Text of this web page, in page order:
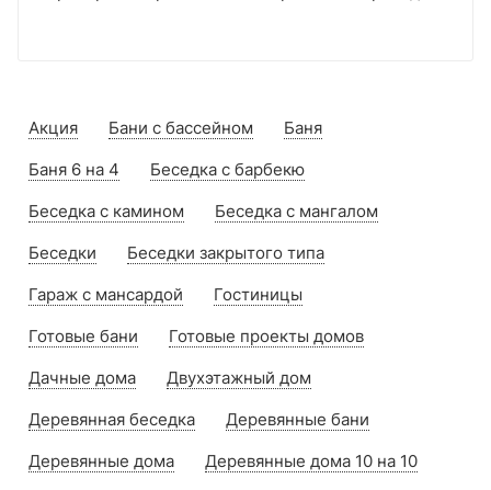
Акция Бани с бассейном
Баня
Баня 6 на 4
Беседка с барбекю
Беседка с камином
Беседка с мангалом
Беседки
Беседки закрытого типа
Гараж с мансардой
Гостиницы
Готовые бани
Готовые проекты домов
Дачные дома
Двухэтажный дом
Деревянная беседка
Деревянные бани
Деревянные дома
Деревянные дома 10 на 10